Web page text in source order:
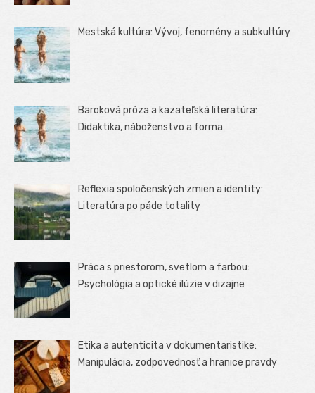
Mestská kultúra: Vývoj, fenomény a subkultúry
Baroková próza a kazateľská literatúra:
Didaktika, náboženstvo a forma
Reflexia spoločenských zmien a identity:
Literatúra po páde totality
Práca s priestorom, svetlom a farbou:
Psychológia a optické ilúzie v dizajne
Etika a autenticita v dokumentaristike:
Manipulácia, zodpovednosť a hranice pravdy